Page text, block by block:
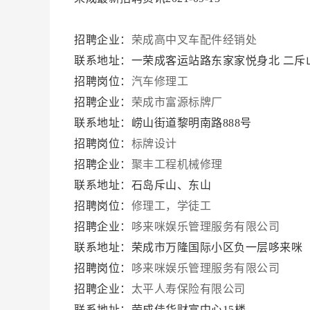
招聘企业： 荣成高中叉车配件经销处
联系地址：一荣成客运站路东家家悦身北 二斥
招聘岗位： 汽车修理工
招聘企业： 荣成市富源标牌厂
联系地址：崂山街道黎明南路888号
招聘岗位： 标牌设计
招聘企业： 聚丰工程机械修理
联系地址：石岛斥山、东山
招聘岗位： 修理工，学徒工
招聘企业：
哆来咪娱乐管理服务有限公司
联系地址：荣成市万隆国际小区负一层哆来咪
招聘岗位：
哆来咪娱乐管理服务有限公司
招聘企业： 太平人寿保险有限公司